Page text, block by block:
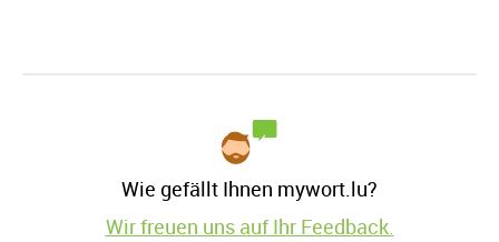
Wie gefällt Ihnen mywort.lu?
Wir freuen uns auf Ihr Feedback.